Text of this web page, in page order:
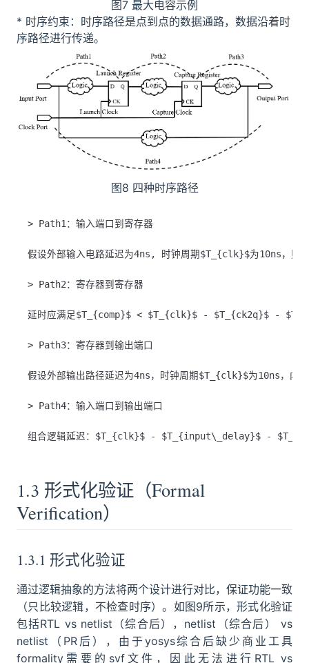
图7 最大电容示例
* 时序约束：时序路径是点到点的数据通路，数据沿着时
序路径进行传递。
图8 四种时序路径
> Path1：输入端口到寄存器
假设外部输入电路延迟为4ns, 时钟周期$T_{clk}$为10ns，
> Path2：寄存器到寄存器
延时应满足$T_{comp}$ < $T_{clk}$ - $T_{ck2q}$ -
> Path3：寄存器到输出端口
假设外部输出路径延迟为4ns，时钟周期$T_{clk}$为10ns，
> Path4：输入端口到输出端口
1.3 形式化验证（Formal
Verification）
1.3.1 形式化验证
通过逻辑抽象的方法将两个设计进行对比，保证功能一致
（只比较逻辑，不检查时序）。如图9所示，形式化验证
包括RTL vs netlist（综合后），netlist（综合后） vs
netlist（PR后），由于yosys综合后缺少商业工具
formality需要的svf文件，因此无法进行RTL vs